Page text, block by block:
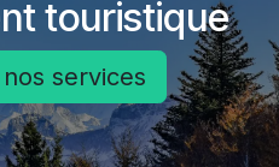
touristique
services